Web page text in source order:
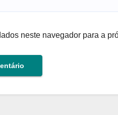
neste navegador para a